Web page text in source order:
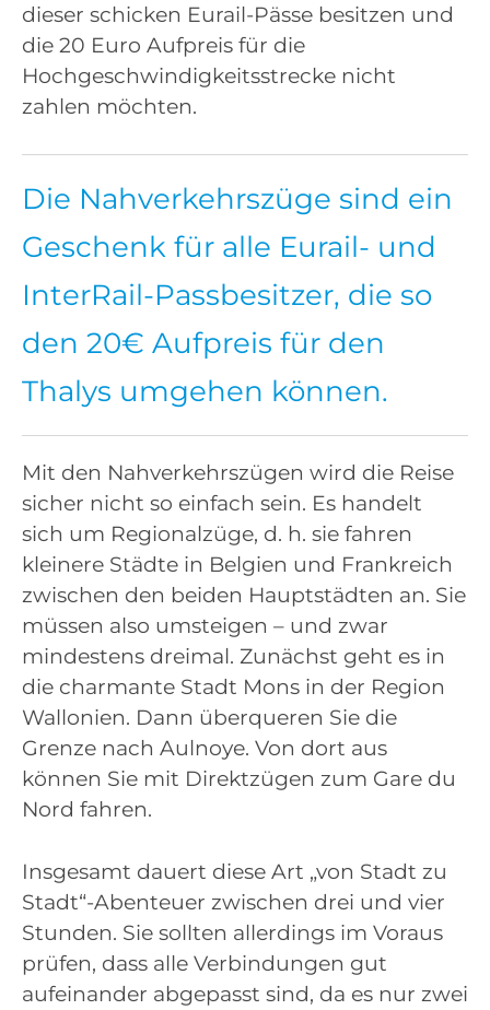
dieser schicken Eurail-Pässe besitzen und
die 20 Euro Aufpreis für die
Hochgeschwindigkeitsstrecke nicht
zahlen möchten.
Die Nahverkehrszüge sind ein
Geschenk für alle Eurail- und
InterRail-Passbesitzer, die so
den 20€ Aufpreis für den
Thalys umgehen können.
Mit den Nahverkehrszügen wird die Reise
sicher nicht so einfach sein. Es handelt
sich um Regionalzüge, d. h. sie fahren
kleinere Städte in Belgien und Frankreich
zwischen den beiden Hauptstädten an. Sie
müssen also umsteigen – und zwar
mindestens dreimal. Zunächst geht es in
die charmante Stadt Mons in der Region
Wallonien. Dann überqueren Sie die
Grenze nach Aulnoye. Von dort aus
können Sie mit Direktzügen zum Gare du
Nord fahren.
Insgesamt dauert diese Art „von Stadt zu
Stadt“-Abenteuer zwischen drei und vier
Stunden. Sie sollten allerdings im Voraus
prüfen, dass alle Verbindungen gut
aufeinander abgepasst sind, da es nur zwei